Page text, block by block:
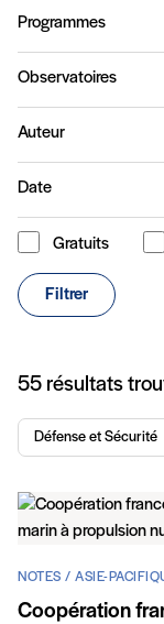
Programmes
Observatoires
Auteur
Date
Type de
Gratuits
Filtrer
Articles
55 résultats
Défense et Sécurité
NOTES / ASIE-
Coopération